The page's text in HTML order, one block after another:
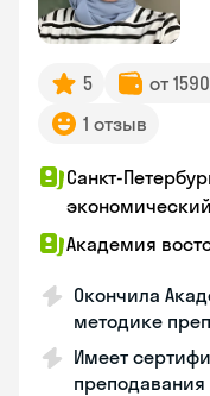
5 от
1 отзыв
Санкт-
Академия
Окончила
методике
Имеет
преподавания